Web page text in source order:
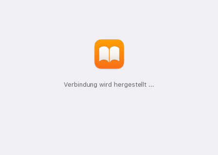
Verbindung wird hergestellt ...